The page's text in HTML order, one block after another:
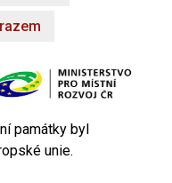
památky byl
unie.